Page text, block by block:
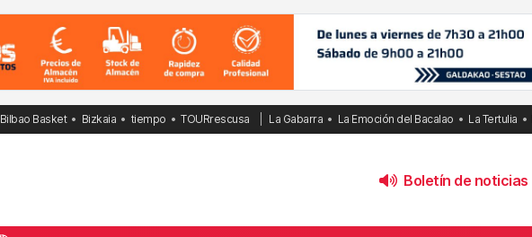
Bilbao Basket Bizkaia tiempo TOURrescusa La Gabarra La Emoción del Bacalao La Tertulia
Boletín de noticias